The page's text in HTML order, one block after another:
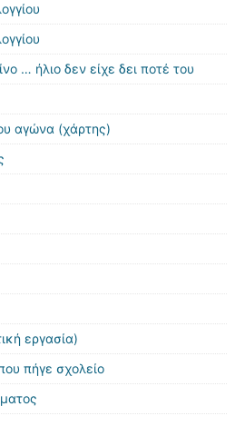
… ήλιο δεν είχε δει ποτέ του
αγώνα (χάρτης)
εργασία)
πήγε σχολείο